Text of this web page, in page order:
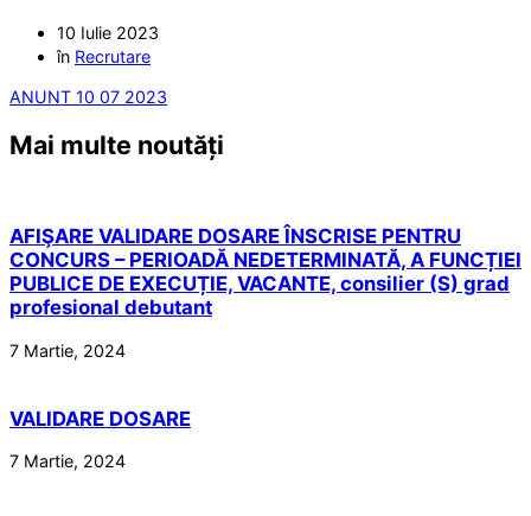
10 Iulie 2023
în Recrutare
ANUNT 10 07 2023
Mai multe noutăți
AFIŞARE VALIDARE DOSARE ÎNSCRISE PENTRU
CONCURS – PERIOADĂ NEDETERMINATĂ, A FUNCȚIEI
PUBLICE DE EXECUȚIE, VACANTE, consilier (S) grad
profesional debutant
7 Martie, 2024
VALIDARE DOSARE
7 Martie, 2024